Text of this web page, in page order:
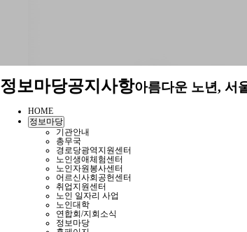
정보마당공지사항아름다운 노년, 서
HOME
정보마당
기관안내
총무국
경로당광역지원센터
노인생애체험센터
노인자원봉사센터
어르신사회공헌센터
취업지원센터
노인 일자리 사업
노인대학
연합회/지회소식
정보마당